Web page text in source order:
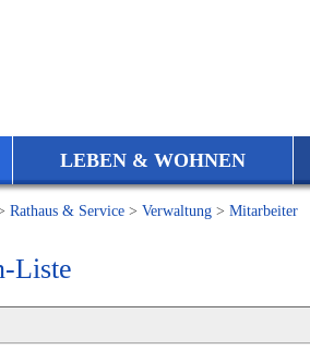
LEBEN & WOHNEN
Rathaus & Service > Verwaltung > Mitarbeiter
Liste